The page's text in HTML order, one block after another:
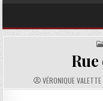
AUTHOR:
VÉRONIQUE VALETTE